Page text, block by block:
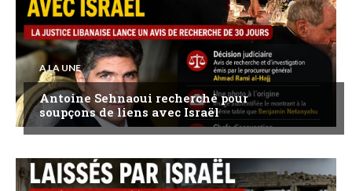
A LA UNE
Antoine Sehnaoui recherché pour
soupçons de liens avec Israël